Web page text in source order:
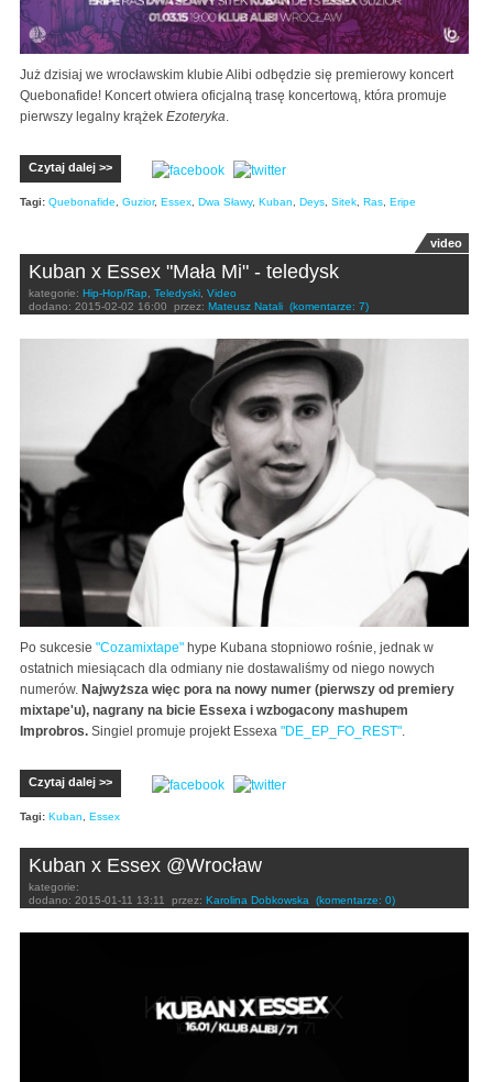
Już dzisiaj we wrocławskim klubie Alibi odbędzie się premierowy koncert
Quebonafide! Koncert otwiera oficjalną trasę koncertową, która promuje
pierwszy legalny krążek Ezoteryka.
Czytaj dalej >>
Tagi: Quebonafide, Guzior, Essex, Dwa Sławy, Kuban, Deys, Sitek, Ras, Eripe
video
Kuban x Essex "Mała Mi" - teledysk
kategorie: Hip-Hop/Rap, Teledyski, Video
dodano: 2015-02-02 16:00 przez: Mateusz Natali (komentarze: 7)
Po sukcesie "Cozamixtape" hype Kubana stopniowo rośnie, jednak w
ostatnich miesiącach dla odmiany nie dostawaliśmy od niego nowych
numerów. Najwyższa więc pora na nowy numer (pierwszy od premiery
mixtape'u), nagrany na bicie Essexa i wzbogacony mashupem
Improbros. Singiel promuje projekt Essexa "DE_EP_FO_REST".
Czytaj dalej >>
Tagi: Kuban, Essex
Kuban x Essex @Wrocław
kategorie:
dodano: 2015-01-11 13:11 przez: Karolina Dobkowska (komentarze: 0)